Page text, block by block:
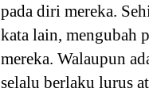
pada diri mereka.
kata lain, mengubah
mereka. Walaupun
selalu berlaku lurus